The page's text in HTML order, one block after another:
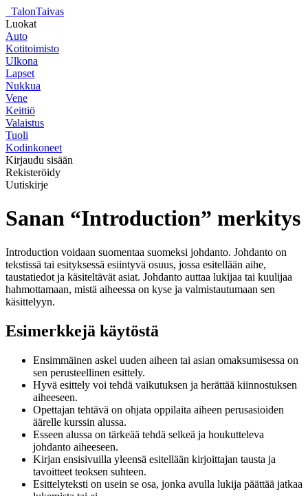
TalonTaivas
Luokat
Auto
Kotitoimisto
Ulkona
Lapset
Nukkua
Vene
Keittiö
Valaistus
Tuoli
Kodinkoneet
Kirjaudu sisään
Rekisteröidy
Uutiskirje
Sanan “Introduction” merkitys
Introduction voidaan suomentaa suomeksi johdanto. Johdanto on
tekstissä tai esityksessä esiintyvä osuus, jossa esitellään aihe,
taustatiedot ja käsiteltävät asiat. Johdanto auttaa lukijaa tai kuulijaa
hahmottamaan, mistä aiheessa on kyse ja valmistautumaan sen
käsittelyyn.
Esimerkkejä käytöstä
Ensimmäinen askel uuden aiheen tai asian omaksumisessa on
sen perusteellinen esittely.
Hyvä esittely voi tehdä vaikutuksen ja herättää kiinnostuksen
aiheeseen.
Opettajan tehtävä on ohjata oppilaita aiheen perusasioiden
äärelle kurssin alussa.
Esseen alussa on tärkeää tehdä selkeä ja houkutteleva
johdanto aiheeseen.
Kirjan ensisivuilla yleensä esitellään kirjoittajan tausta ja
tavoitteet teoksen suhteen.
Esittelyteksti on usein se osa, jonka avulla lukija päättää jatkaa